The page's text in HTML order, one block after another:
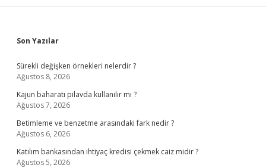
Sidebar
Son Yazılar
Sürekli değişken örnekleri nelerdir ?
Ağustos 8, 2026
Kajun baharatı pilavda kullanılır mı ?
Ağustos 7, 2026
Betimleme ve benzetme arasındaki fark nedir ?
Ağustos 6, 2026
Katılım bankasından ihtiyaç kredisi çekmek caiz midir ?
Ağustos 5, 2026